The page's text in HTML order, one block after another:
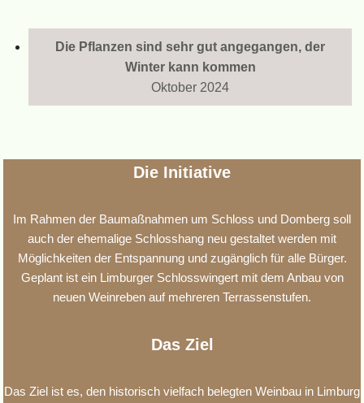
Die Pflanzen sind sehr gut angegangen, der
Winter kann kommen
Oktober 2024
Die Initiative
Im Rahmen der Baumaßnahmen um Schloss und Domberg soll
auch der ehemalige Schlosshang neu gestaltet werden mit
Möglichkeiten der Entspannung und zugänglich für alle Bürger.
Geplant ist ein Limburger Schlosswingert mit dem Anbau von
neuen Weinreben auf mehreren Terrassenstufen.
Das Ziel
Das Ziel ist es, den historisch vielfach belegten Weinbau in Limburg